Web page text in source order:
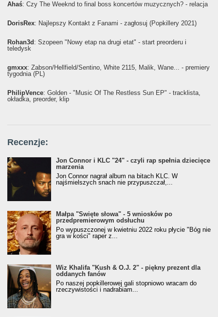
Ahaś: Czy The Weeknd to final boss koncertów muzycznych? - relacja
DorisRex: Najlepszy Kontakt z Fanami - zagłosuj (Popkillery 2021)
Rohan3d : Szopeen "Nowy etap na drugi etat" - start preorderu i
teledysk
gmxxx: Żabson/Hellfield/Sentino, White 2115, Malik, Wane... - premiery
tygodnia (PL)
PhilipVence: Golden - "Music Of The Restless Sun EP" - tracklista,
okładka, preorder, klip
Recenzje:
Jon Connor i KLC "24" - czyli rap spełnia dziecięce
marzenia
Jon Connor nagrał album na bitach KLC. W
najśmielszych snach nie przypuszczał,...
Małpa "Święte słowa" - 5 wniosków po
przedpremierowym odsłuchu
Po wypuszczonej w kwietniu 2022 roku płycie "Bóg nie
gra w kości" raper z...
Wiz Khalifa "Kush & O.J. 2" - piękny prezent dla
oddanych fanów
Po naszej popkillerowej gali stopniowo wracam do
rzeczywistości i nadrabiam...